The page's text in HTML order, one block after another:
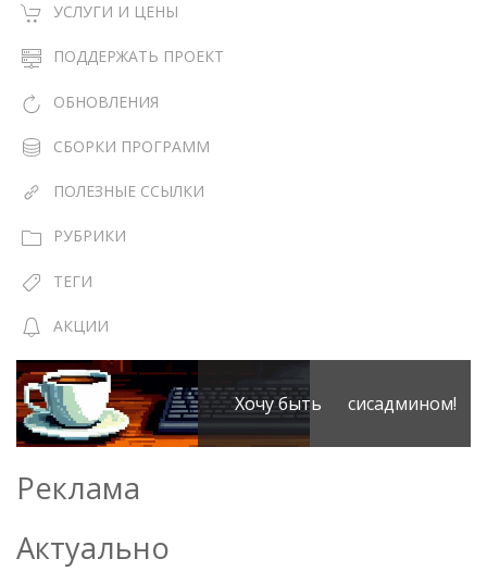
УСЛУГИ И ЦЕНЫ
ПОДДЕРЖАТЬ ПРОЕКТ
ОБНОВЛЕНИЯ
СБОРКИ ПРОГРАММ
ПОЛЕЗНЫЕ ССЫЛКИ
РУБРИКИ
ТЕГИ
АКЦИИ
Хочу быть сисадмином!
Реклама
Актуально